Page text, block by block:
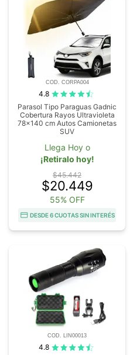
COD. CORPA004
4.8
Parasol Tipo Paraguas Gadnic
Cobertura Rayos Ultravioleta
78x140 cm Autos Camionetas
SUV
Llega Hoy o
¡Retiralo hoy!
$45.442
$20.449
55% OFF
DESDE 6 CUOTAS SIN INTERÉS
COD. LIN00013
4.8